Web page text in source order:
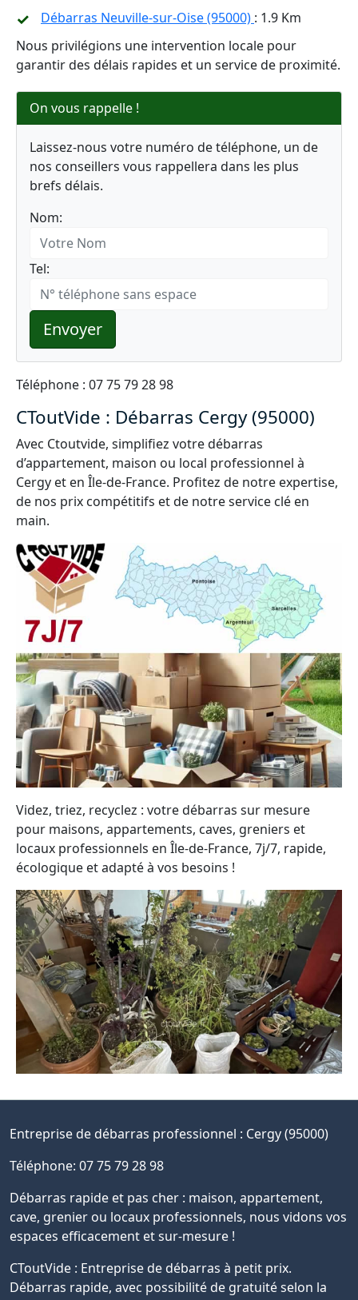
Débarras Neuville-sur-Oise (95000) : 1.9 Km
Nous privilégions une intervention locale pour
garantir des délais rapides et un service de proximité.
On vous rappelle !
Laissez-nous votre numéro de téléphone, un de
nos conseillers vous rappellera dans les plus
brefs délais.
Nom:
Tel:
Envoyer
Téléphone : 07 75 79 28 98
CToutVide : Débarras Cergy (95000)
Avec Ctoutvide, simplifiez votre débarras
d’appartement, maison ou local professionnel à
Cergy et en Île-de-France. Profitez de notre expertise,
de nos prix compétitifs et de notre service clé en
main.
Videz, triez, recyclez : votre débarras sur mesure
pour maisons, appartements, caves, greniers et
locaux professionnels en Île-de-France, 7j/7, rapide,
écologique et adapté à vos besoins !
Entreprise de débarras professionnel : Cergy (95000)
Téléphone: 07 75 79 28 98
Débarras rapide et pas cher : maison, appartement,
cave, grenier ou locaux professionnels, nous vidons vos
espaces efficacement et sur-mesure !
CToutVide : Entreprise de débarras à petit prix.
Débarras rapide, avec possibilité de gratuité selon la